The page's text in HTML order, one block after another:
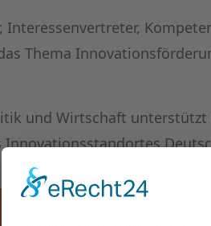
Interessenvertreter,
Thema
und Wirtschaft unterstützt